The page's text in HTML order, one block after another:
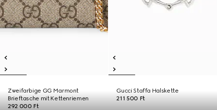
Zweifarbige GG Marmont
Brieftasche mit Kettenriemen
292 000 Ft
Gucci Staffa Halskette
211 500 Ft